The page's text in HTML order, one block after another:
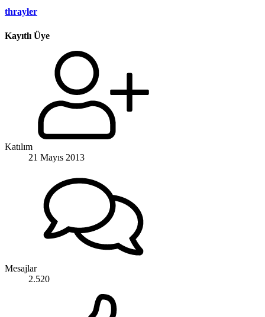
thrayler
Kayıtlı Üye
Katılım
21 Mayıs 2013
Mesajlar
2.520